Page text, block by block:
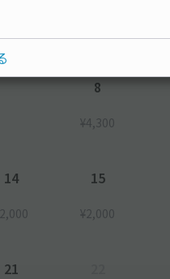
8
¥4,300
14 15
¥2,000
21